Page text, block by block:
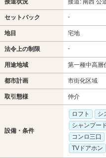
接道状況 接道: 南西 公
セットバック -
地目 宅地
法令上の制限 -
用途地域 第一種中高層
都市計画 市街化区域
取引態様 仲介
設備・条件
ロフト シ
シャンプー
コンロ三口
TVドアホン